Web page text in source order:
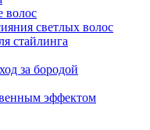
волос
светлых волос
стайлинга
за бородой
эффектом